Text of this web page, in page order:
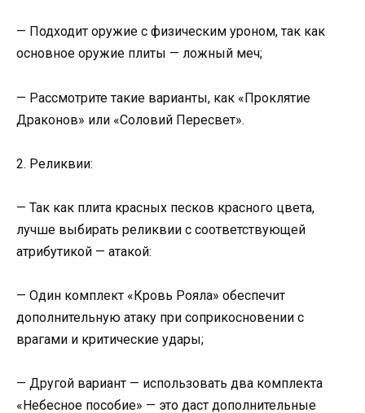
— Подходит оружие с физическим уроном, так как
основное оружие плиты — ложный меч;
— Рассмотрите такие варианты, как «Проклятие
Драконов» или «Соловий Пересвет».
2. Реликвии:
— Так как плита красных песков красного цвета,
лучше выбирать реликвии с соответствующей
атрибутикой — атакой:
— Один комплект «Кровь Рояла» обеспечит
дополнительную атаку при соприкосновении с
врагами и критические удары;
— Другой вариант — использовать два комплекта
«Небесное пособие» — это даст дополнительные